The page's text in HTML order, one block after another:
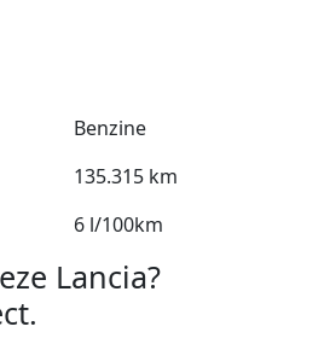
Benzine
135.315 km
6 l/100km
Lancia?
.